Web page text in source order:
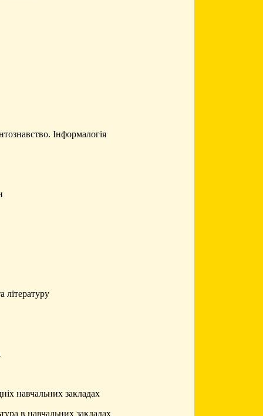
Інформалогія
літературу
навчальних закладах
в навчальних закладах